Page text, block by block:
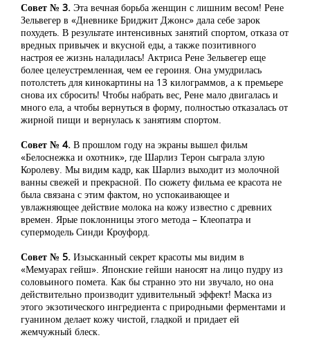
Совет № 3. Эта вечная борьба женщин с лишним весом! Рене
Зельвегер в «Дневнике Бриджит Джонс» дала себе зарок
похудеть. В результате интенсивных занятий спортом, отказа от
вредных привычек и вкусной еды, а также позитивного
настроя ее жизнь наладилась! Актриса Рене Зельвегер еще
более целеустремленная, чем ее героиня. Она умудрилась
потолстеть для кинокартины на 13 килограммов, а к премьере
снова их сбросить! Чтобы набрать вес, Рене мало двигалась и
много ела, а чтобы вернуться в форму, полностью отказалась от
жирной пищи и вернулась к занятиям спортом.
Совет № 4. В прошлом году на экраны вышел фильм
«Белоснежка и охотник», где Шарлиз Терон сыграла злую
Королеву. Мы видим кадр, как Шарлиз выходит из молочной
ванны свежей и прекрасной. По сюжету фильма ее красота не
была связана с этим фактом, но успокаивающее и
увлажняющее действие молока на кожу известно с древних
времен. Ярые поклонницы этого метода – Клеопатра и
супермодель Синди Кроуфорд.
Совет № 5. Изысканный секрет красоты мы видим в
«Мемуарах гейш». Японские гейши наносят на лицо пудру из
соловьиного помета. Как бы странно это ни звучало, но она
действительно производит удивительный эффект! Маска из
этого экзотического ингредиента с природными ферментами и
гуанином делает кожу чистой, гладкой и придает ей
жемчужный блеск.